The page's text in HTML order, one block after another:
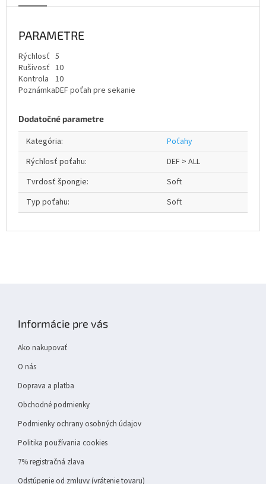
PARAMETRE
Rýchlosť 5
Rušivosť 10
Kontrola 10
PoznámkaDEF poťah pre sekanie
Dodatočné parametre
Kategória:
Poťahy
Rýchlosť poťahu:
DEF > ALL
Tvrdosť špongie:
Soft
Typ poťahu: Soft
Informácie pre vás
Ako nakupovať
O nás
Doprava a platba
Obchodné podmienky
Podmienky ochrany osobných údajov
Politika používania cookies
7% registračná zlava
Odstúpenie od zmluvy (vrátenie tovaru)